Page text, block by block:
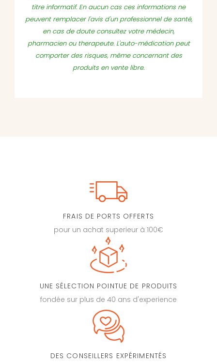
titre informatif. En aucun cas ces informations ne
peuvent remplacer l'avis d'un professionnel de santé,
en cas de doute consultez votre médecin,
pharmacien ou therapeute. L'auto-médication peut
comporter des risques, même concernant des
produits en vente libre.
FRAIS DE PORTS OFFERTS
pour un achat superieur à 100€
UNE SÉLECTION POINTUE DE PRODUITS
fondée sur plus de 40 ans d'experience
DES CONSEILLERS EXPÉRIMENTÉS